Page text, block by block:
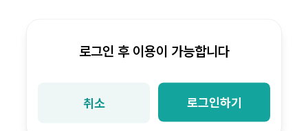
로그인 후 이용이 가능합니다
취소 로그인하기